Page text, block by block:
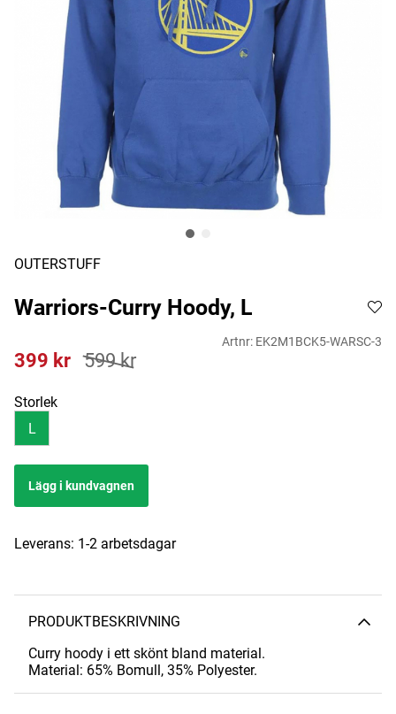
OUTERSTUFF
Warriors-Curry Hoody, L
Artnr: EK2M1BCK5-WARSC-3
599kr
399 kr
Storlek
L
Lägg i kundvagnen
Leverans: 1-2 arbetsdagar
PRODUKTBESKRIVNING
Curry hoody i ett skönt bland material.
Material: 65% Bomull, 35% Polyester.